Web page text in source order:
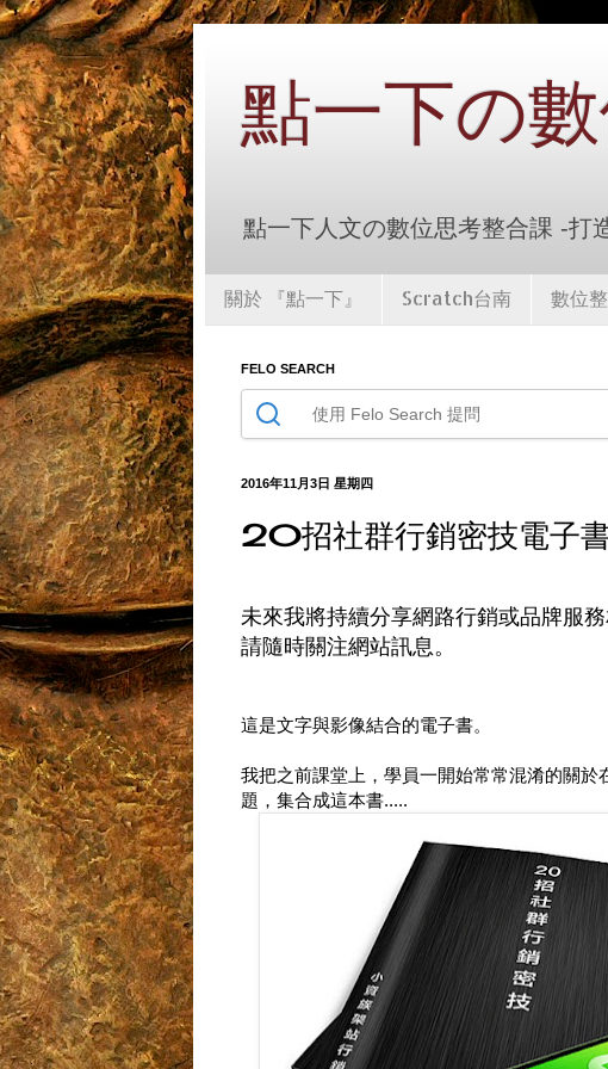
點一下の
點一下人文の數位思考整合課 -打
關於 『點一下』 Scratch台南 數位
FELO SEARCH
2016年11月3日 星期四
20招社群行銷密技電子
未來我將持續分享網路行銷或品牌服
請隨時關注網站訊息。
這是文字與影像結合的電子書。
我把之前課堂上，學員一開始常常混淆的關
題，集合成這本書.....